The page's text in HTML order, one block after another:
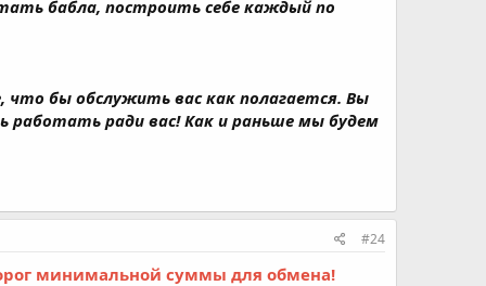
бабла, построить себе каждый по
что бы обслужить вас как полагается. Вы
работать ради вас! Как и раньше мы будем
#24
минимальной суммы для обмена!